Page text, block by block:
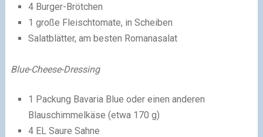
4 Burger-Brötchen
1 große Fleischtomate, in Scheiben
Salatblätter, am besten Romanasalat
Blue-Cheese-Dressing
1 Packung Bavaria Blue oder einen anderen
Blauschimmelkäse (etwa 170 g)
4 EL Saure Sahne